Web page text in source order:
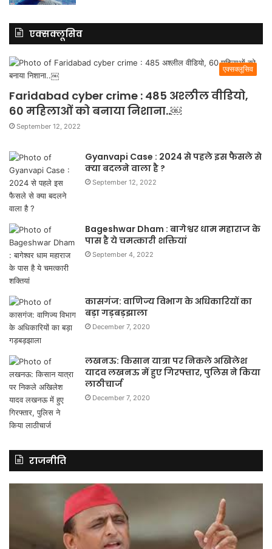
एक्सक्लूसिव
एक्सक्लूसिव
Faridabad cyber crime : 485 अश्लील वीडियो,
60 महिलाओं को बनाया निशाना..￼
September 12, 2022
Gyanvapi Case : 2024 से पहले इस फैसले से
क्या बदलने वाला है ?
September 12, 2022
Bageshwar Dham : बागेश्वर धाम महाराज के
पास है ये चमत्कारी शक्तियां
September 4, 2022
कासगंज: वाणिज्य विभाग के अधिकारियों का
बड़ा गड़बड़झाला
December 7, 2020
लखनऊ: किसान यात्रा पर निकले अखिलेश
यादव लखनऊ में हुए गिरफ्तार, पुलिस ने किया
लाठीचार्ज
December 7, 2020
राजनीति